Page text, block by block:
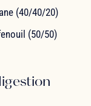
(40/40/20)
(50/50)